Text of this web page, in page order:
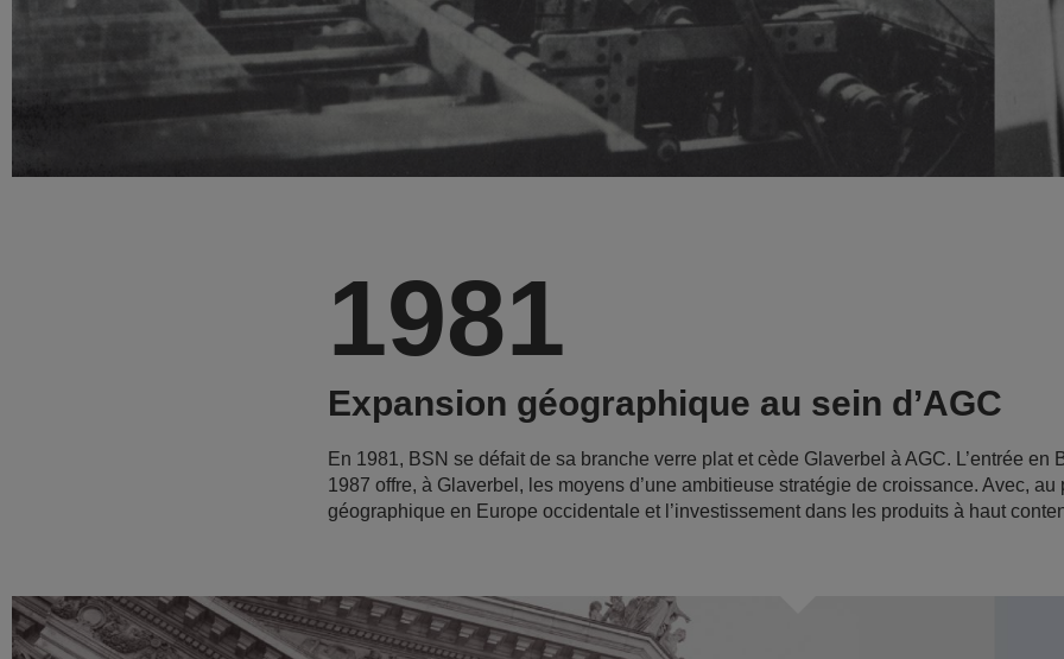
1981
Expansion géographique au sein d’AGC
En 1981, BSN se défait de sa branche verre plat et cède Glaverbel à AGC. L’entrée en
1987 offre, à Glaverbel, les moyens d’une ambitieuse stratégie de croissance. Avec, au
géographique en Europe occidentale et l’investissement dans les produits à haut